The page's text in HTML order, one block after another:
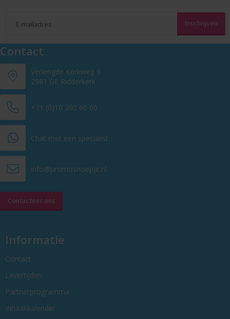
Contact
Verlengde Kerkweg 9
2981 GE Ridderkerk
+31 (0)10 200 60 60
Chat met een specialist
info@promosnoepje.nl
Contacteer ons
Informatie
Contact
Levertijden
Partnerprogramma
Inhaakkalender